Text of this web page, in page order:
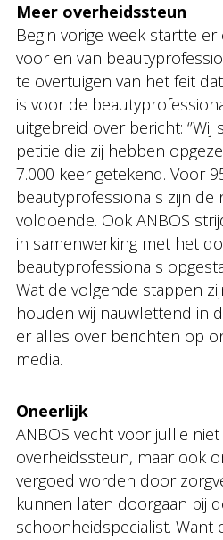
Meer overheidssteun
Begin vorige week startte
voor en van
te overtuigen van het feit
is voor de
uitgebreid over bericht: ‘’Wij
petitie die zij hebben
7.000 keer getekend. Voor
beautyprofessionals zijn
voldoende. Ook ANBOS
in samenwerking met het
beautyprofessionals
Wat de volgende stappen
houden wij nauwlettend in
er alles over berichten op
media.
Oneerlijk
ANBOS vecht voor jullie
overheidssteun, maar ook
vergoed worden door
kunnen laten doorgaan bij
schoonheidspecialist. Want